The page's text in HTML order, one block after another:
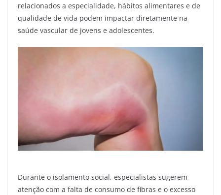
relacionados a especialidade, hábitos alimentares e de
qualidade de vida podem impactar diretamente na
saúde vascular de jovens e adolescentes.
Durante o isolamento social, especialistas sugerem
atenção com a falta de consumo de fibras e o excesso